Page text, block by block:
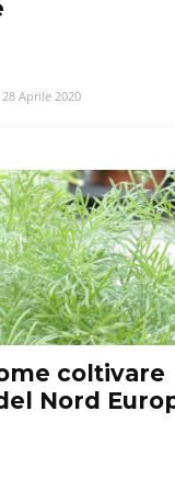
28 Aprile 2020
coltivare
Nord